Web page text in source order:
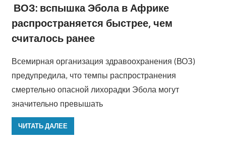
ВОЗ: вспышка Эбола в Африке
распространяется быстрее, чем
считалось ранее
Всемирная организация здравоохранения (ВОЗ)
предупредила, что темпы распространения
смертельно опасной лихорадки Эбола могут
значительно превышать
ЧИТАТЬ ДАЛЕЕ